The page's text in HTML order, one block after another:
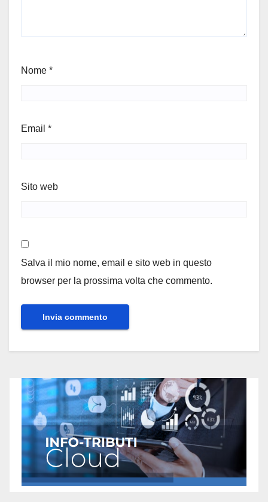
Nome *
Email *
Sito web
Salva il mio nome, email e sito web in questo
browser per la prossima volta che commento.